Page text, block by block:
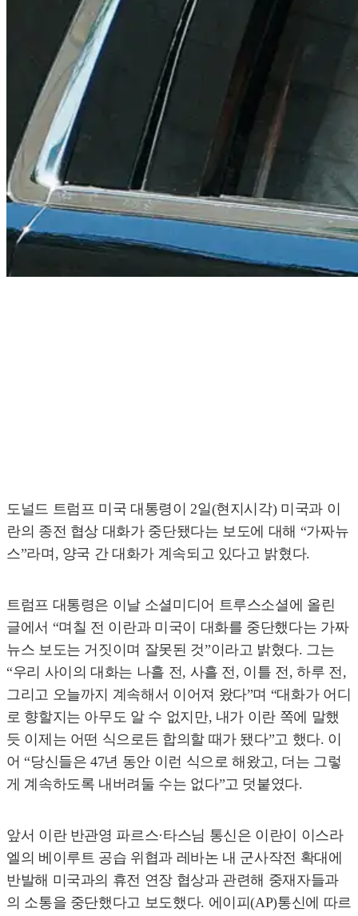
도널드 트럼프 미국 대통령이 2일(현지시각) 미국과 이
란의 종전 협상 대화가 중단됐다는 보도에 대해 “가짜뉴
스”라며, 양국 간 대화가 계속되고 있다고 밝혔다.
트럼프 대통령은 이날 소셜미디어 트루스소셜에 올린
글에서 “며칠 전 이란과 미국이 대화를 중단했다는 가짜
뉴스 보도는 거짓이며 잘못된 것”이라고 밝혔다. 그는
“우리 사이의 대화는 나흘 전, 사흘 전, 이틀 전, 하루 전,
그리고 오늘까지 계속해서 이어져 왔다”며 “대화가 어디
로 향할지는 아무도 알 수 없지만, 내가 이란 쪽에 말했
듯 이제는 어떤 식으로든 합의할 때가 됐다”고 했다. 이
어 “당신들은 47년 동안 이런 식으로 해왔고, 더는 그렇
게 계속하도록 내버려둘 수는 없다”고 덧붙였다.
앞서 이란 반관영 파르스·타스님 통신은 이란이 이스라
엘의 베이루트 공습 위협과 레바논 내 군사작전 확대에
반발해 미국과의 휴전 연장 협상과 관련해 중재자들과
의 소통을 중단했다고 보도했다. 에이피(AP)통신에 따르